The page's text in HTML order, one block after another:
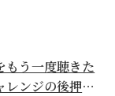
もう一度聴きた
レンジの後押し